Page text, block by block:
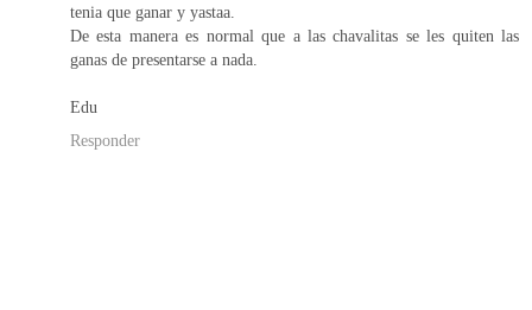
tenia que ganar y yastaa.
De esta manera es normal que a las chavalitas se les quiten las
ganas de presentarse a nada.
Edu
Responder